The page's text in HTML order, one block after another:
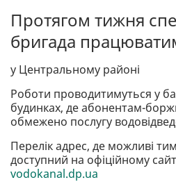
Протягом тижня
бригада
у Центральному районі
Роботи проводитимуться у
будинках, де абонентам-
обмежено послугу
Перелік адрес, де можливі
доступний на офіційному
vodokanal.dp.ua